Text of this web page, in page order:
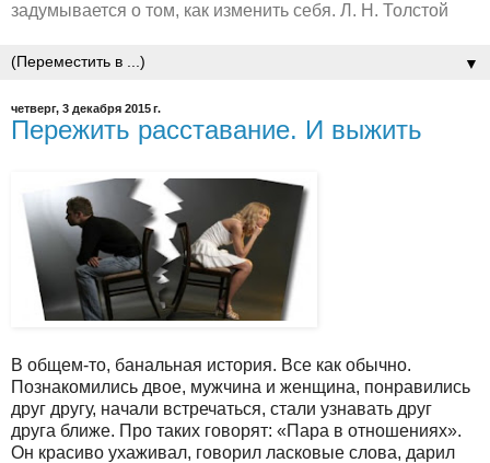
задумывается о том, как изменить себя. Л. Н. Толстой
▼
четверг, 3 декабря 2015 г.
Пережить расставание. И выжить
В общем-то, банальная история. Все как обычно.
Познакомились двое, мужчина и женщина, понравились
друг другу, начали встречаться, стали узнавать друг
друга ближе. Про таких говорят: «Пара в отношениях».
Он красиво ухаживал, говорил ласковые слова, дарил